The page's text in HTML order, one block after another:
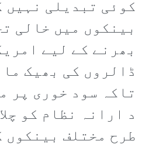
کوئی تبدیلی نہیں
بینکوں میں خالی
بھرنے کے لیے
ڈالروں کی بھیک
تاکہ سود خوری پر
د ارانہ نظام کو
طرح مختلف